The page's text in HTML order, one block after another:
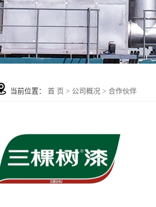
当前位置： 首 页 > 公司概况> 合作伙伴